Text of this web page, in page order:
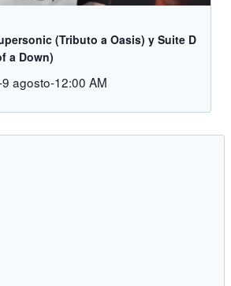
(Tributo a Oasis) y Suite D
a Down)
9 agosto-12:00 AM